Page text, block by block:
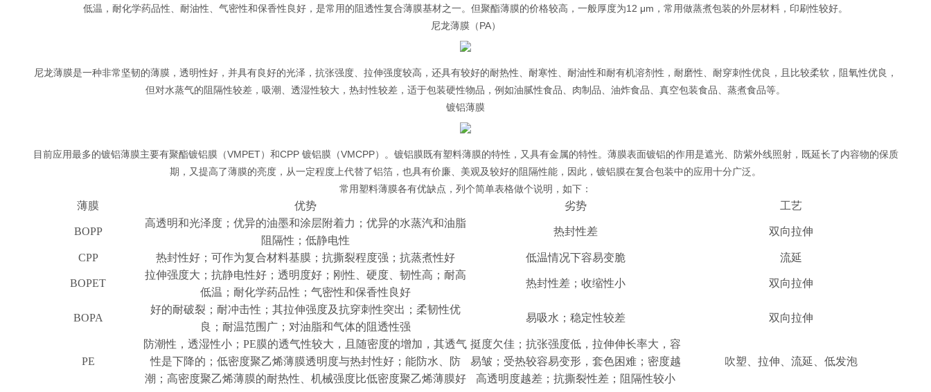
低温，耐化学药品性、耐油性、气密性和保香性良好，是常用的阻透性复合薄膜基材之一。但聚酯薄膜的价格较高，一般厚度为12 μm，常用做蒸煮包装的外层材料，印刷性较好。
尼龙薄膜（PA）
尼龙薄膜是一种非常坚韧的薄膜，透明性好，并具有良好的光泽，抗张强度、拉伸强度较高，还具有较好的耐热性、耐寒性、耐油性和耐有机溶剂性，耐磨性、耐穿刺性优良，且比较柔软，阻氧性优良，
但对水蒸气的阻隔性较差，吸潮、透湿性较大，热封性较差，适于包装硬性物品，例如油腻性食品、肉制品、油炸食品、真空包装食品、蒸煮食品等。
镀铝薄膜
目前应用最多的镀铝薄膜主要有聚酯镀铝膜（VMPET）和CPP 镀铝膜（VMCPP）。镀铝膜既有塑料薄膜的特性，又具有金属的特性。薄膜表面镀铝的作用是遮光、防紫外线照射，既延长了内容物的保质
期，又提高了薄膜的亮度，从一定程度上代替了铝箔，也具有价廉、美观及较好的阻隔性能，因此，镀铝膜在复合包装中的应用十分广泛。
常用塑料薄膜各有优缺点，列个简单表格做个说明，如下：
薄膜 优势 劣势 工艺
BOPP
高透明和光泽度；优异的油墨和涂层附着力；优异的水蒸汽和油脂
阻隔性；低静电性
热封性差 双向拉伸
CPP 热封性好；可作为复合材料基膜；抗撕裂程度强；抗蒸煮性好 低温情况下容易变脆 流延
BOPET
拉伸强度大；抗静电性好；透明度好；刚性、硬度、韧性高；耐高
低温；耐化学药品性；气密性和保香性良好
热封性差；收缩性小 双向拉伸
BOPA
好的耐破裂；耐冲击性；其拉伸强度及抗穿刺性突出；柔韧性优
良；耐温范围广；对油脂和气体的阻透性强
易吸水；稳定性较差 双向拉伸
PE
防潮性，透湿性小；PE膜的透气性较大，且随密度的增加，其透气
性是下降的；低密度聚乙烯薄膜透明度与热封性好；能防水、防
潮；高密度聚乙烯薄膜的耐热性、机械强度比低密度聚乙烯薄膜好
挺度欠佳；抗张强度低，拉伸伸长率大，容
易皱；受热较容易变形，套色困难；密度越
高透明度越差；抗撕裂性差；阻隔性较小
吹塑、拉伸、流延、低发泡